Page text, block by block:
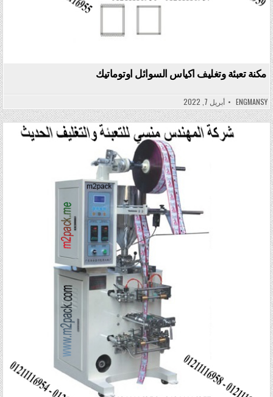
مكنة تعبئة وتغليف اكياس السوائل اوتوماتيك
ENGMANSY أبريل 7, 2022